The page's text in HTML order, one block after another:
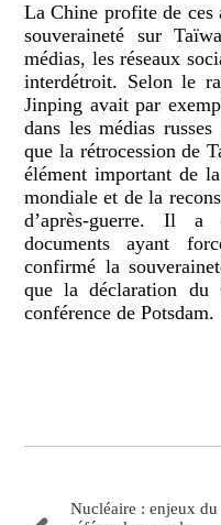
La Chine profite de ces
souveraineté sur
médias, les réseaux
interdétroit. Selon le
Jinping avait par
dans les médias
que la rétrocession de
élément important de
mondiale et de la
d’après-guerre. Il a
documents ayant
confirmé la
que la déclaration
conférence de Potsdam.
Nucléaire : enjeux du